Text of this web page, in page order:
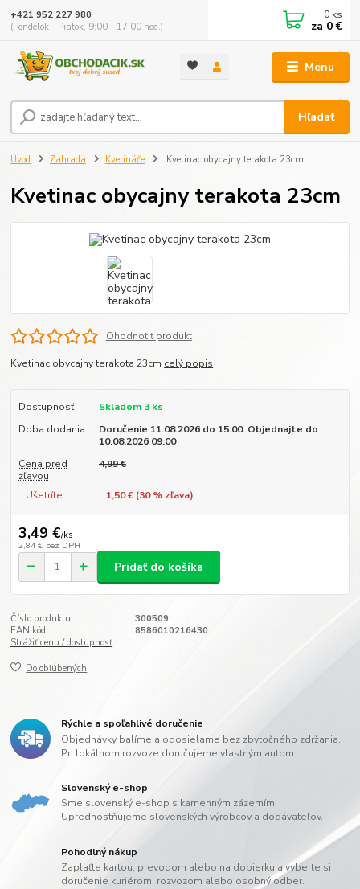
Menu
Hľadať
+421 952 227 980
(Pondelok - Piatok, 9:00 - 17:00 hod.)
0 ks
za 0 €
Úvod Záhrada Kvetináče Kvetinac obycajny terakota 23cm
Kvetinac obycajny terakota 23cm
Ohodnotiť produkt
Kvetinac obycajny terakota 23cm celý popis
Dostupnosť
Skladom 3 ks
Doba dodania
Doručenie 11.08.2026 do 15:00. Objednajte do
10.08.2026 09:00
Cena pred
zľavou
4,99 €
Ušetríte 1,50 € (30% zľava)
3,49 €/ks
2,84 € bez DPH
Pridať do košíka
Číslo produktu:
300509
EAN kód:
8586010216430
Strážiť cenu / dostupnosť
Do obľúbených
Rýchle a spoľahlivé doručenie
Objednávky balíme a odosielame bez zbytočného zdržania.
Pri lokálnom rozvoze doručujeme vlastným autom.
Slovenský e-shop
Sme slovenský e-shop s kamenným zázemím.
Uprednostňujeme slovenských výrobcov a dodávateľov.
Pohodlný nákup
Zaplaťte kartou, prevodom alebo na dobierku a vyberte si
doručenie kuriérom, rozvozom alebo osobný odber.